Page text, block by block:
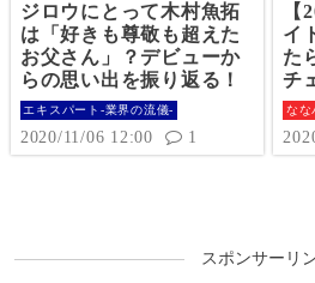
ジロウにとって木村魚拓
は「好きも尊敬も超えた
お父さん」？デビューか
らの思い出を振り返る！
エキスパート-業界の流儀-
2020/11/06 12:00 1
イ
た
チ
ン
が
果
なな
スポンサーリ